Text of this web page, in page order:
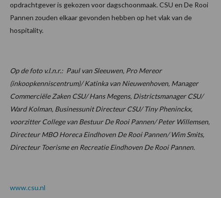
opdrachtgever is gekozen voor dagschoonmaak. CSU en De Rooi
Pannen zouden elkaar gevonden hebben op het vlak van de
hospitality.
Op de foto v.l.n.r.: Paul van Sleeuwen, Pro Mereor
(inkoopkenniscentrum)/ Katinka van Nieuwenhoven, Manager
Commerciële Zaken CSU/ Hans Megens, Districtsmanager CSU/
Ward Kolman, Businessunit Directeur CSU/ Tiny Pheninckx,
voorzitter College van Bestuur De Rooi Pannen/ Peter Willemsen,
Directeur MBO Horeca Eindhoven De Rooi Pannen/ Wim Smits,
Directeur Toerisme en Recreatie Eindhoven De Rooi Pannen.
www.csu.nl